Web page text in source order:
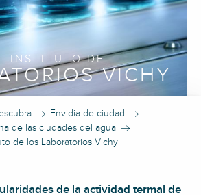
INSTITUTO DE
VICHY
Envidia de ciudad
de las ciudades del agua
de los Laboratorios Vichy
de la actividad termal de